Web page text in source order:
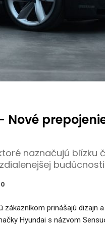
Nové
naznačujú blízku
prinášajú dizajn
Hyundai s názvom